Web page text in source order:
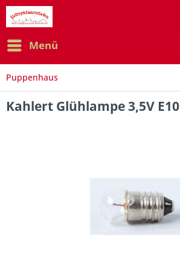
Menü
Puppenhaus
Kahlert Glühlampe 3,5V E10